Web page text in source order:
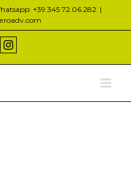
+39 345 72.06.282 |
Instagram